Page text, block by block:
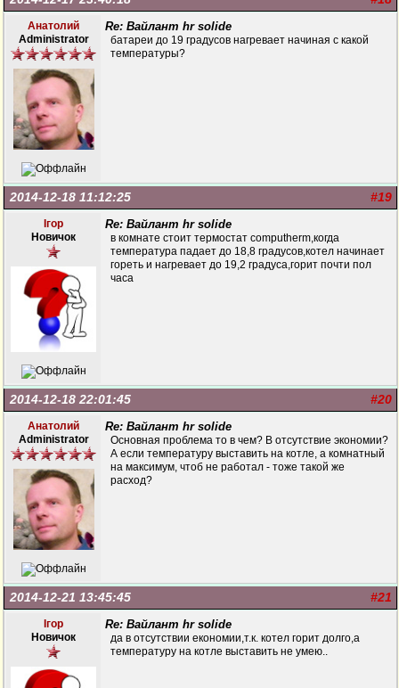
Анатолий
Administrator
Re: Вайлант hr solide
батареи до 19 градусов нагревает начиная с какой
температуры?
#19
2014-12-18 11:12:25
Ігор
Новичок
Re: Вайлант hr solide
в комнате стоит термостат computherm,когда
температура падает до 18,8 градусов,котел начинает
гореть и нагревает до 19,2 градуса,горит почти пол
часа
#20
2014-12-18 22:01:45
Анатолий
Administrator
Re: Вайлант hr solide
Основная проблема то в чем? В отсутствие экономии?
А если температуру выставить на котле, а комнатный
на максимум, чтоб не работал - тоже такой же
расход?
#21
2014-12-21 13:45:45
Ігор
Новичок
Re: Вайлант hr solide
да в отсутствии економии,т.к. котел горит долго,а
температуру на котле выставить не умею..